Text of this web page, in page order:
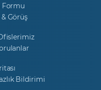
Görüş
Bildirimi